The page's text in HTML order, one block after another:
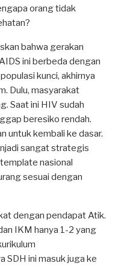
orang tidak
bahwa gerakan
ini berbeda dengan
kunci, akhirnya
Dulu, masyarakat
Saat ini HIV sudah
beresiko rendah.
untuk kembali ke dasar.
sangat strategis
nasional
sesuai dengan
dengan pendapat Atik.
IKM hanya 1-2 yang
SDH ini masuk juga ke